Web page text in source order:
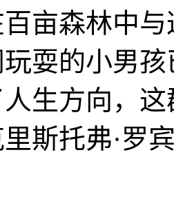
亩森林中
耍的小男
生方向，
斯托弗·罗